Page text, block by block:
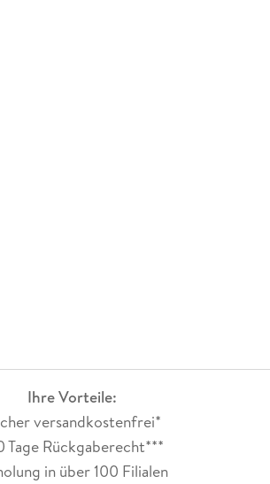
Ihre Vorteile:
versandkostenfrei*
Tage Rückgaberecht***
in über 100 Filialen